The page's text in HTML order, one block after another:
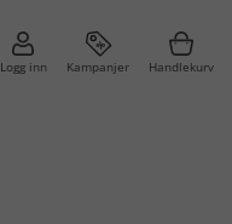
Logg inn Kampanjer Handlekurv